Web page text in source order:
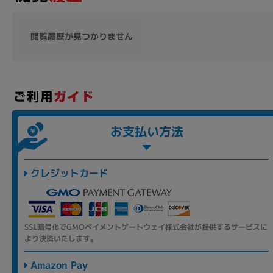
閲覧履歴が見つかりません
お支払い方法
クレジットカード
SSL暗号化でGMOペイメントゲートウェイ株式会社が提供するサービスに
より決済いたします。
Amazon Pay